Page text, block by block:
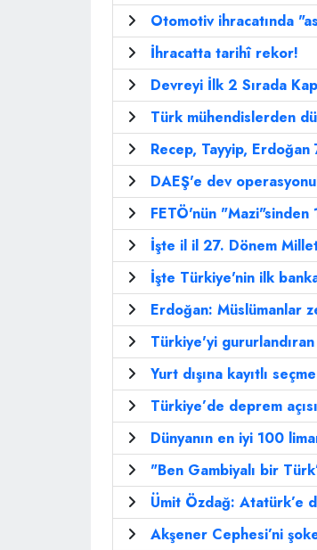
Otomotiv ihracatında
İhracatta tarihî rekor!
Devreyi İlk 2 Sırada
Türk mühendislerden
Recep, Tayyip, Erdoğan
DAEŞ'e dev
FETÖ'nün "Mazi"sinden
İşte il il 27. Dönem
İşte Türkiye'nin ilk
Erdoğan: Müslümanlar
Türkiye'yi
Yurt dışına kayıtlı
Türkiye’de deprem
Dünyanın en iyi 100
"Ben Gambiyalı bir
Ümit Özdağ: Atatürk’e
Akşener Cephesi’ni